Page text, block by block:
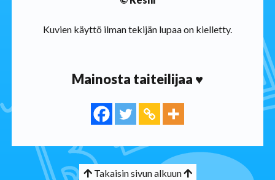
Kuvien käyttö ilman tekijän lupaa on kielletty.
Mainosta taiteilijaa ♥
Takaisin sivun alkuun